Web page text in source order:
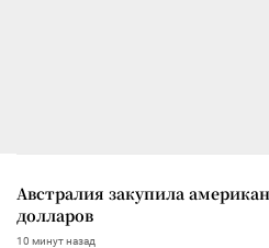
Австралия закупила
долларов
10 минут назад